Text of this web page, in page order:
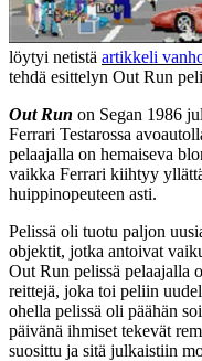
löytyi netistä artikkeli
tehdä esittelyn Out Run
Out Run on Segan 1986
Ferrari Testarossa
pelaajalla on hemaiseva
vaikka Ferrari kiihtyy
huippinopeuteen asti.
Pelissä oli tuotu paljon
objektit, jotka antoivat
Out Run pelissä pelaajalla
reittejä, joka toi peliin
ohella pelissä oli päähän
päivänä ihmiset tekevät
suosittu ja sitä julkaistiin